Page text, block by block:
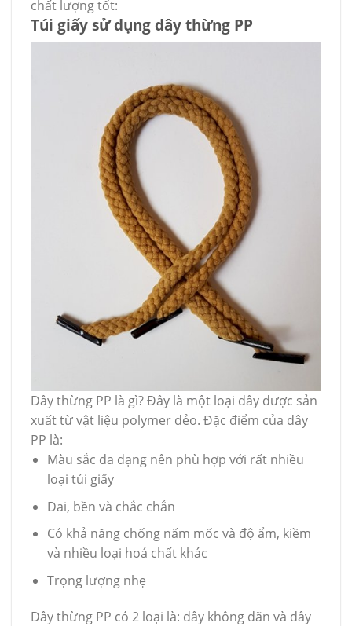
chất lượng tốt:
Túi giấy sử dụng dây thừng PP
Dây thừng PP là gì? Đây là một loại dây được sản
xuất từ vật liệu polymer dẻo. Đặc điểm của dây
PP là:
Màu sắc đa dạng nên phù hợp với rất nhiều
loại túi giấy
Dai, bền và chắc chắn
Có khả năng chống nấm mốc và độ ẩm, kiềm
và nhiều loại hoá chất khác
Trọng lượng nhẹ
Dây thừng PP có 2 loại là: dây không dãn và dây